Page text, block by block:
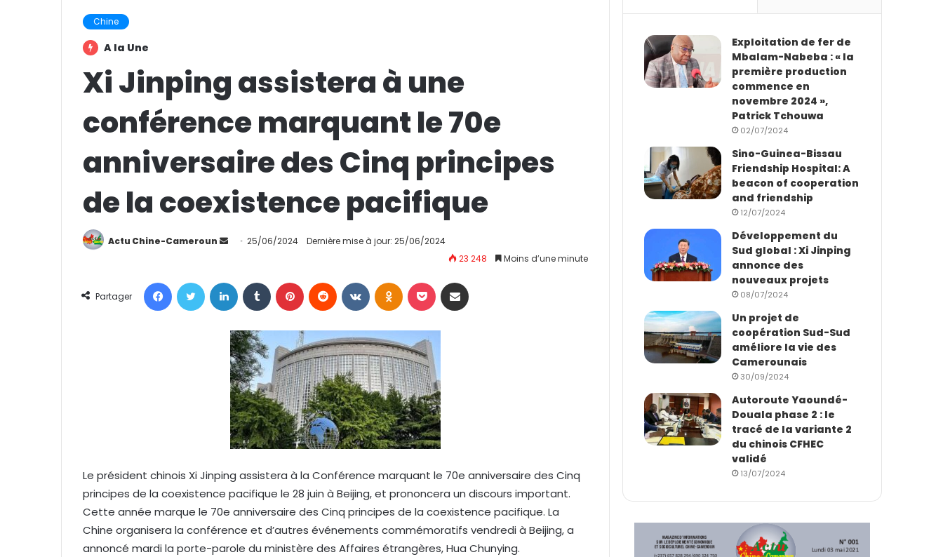
Chine
A la Une
Xi Jinping assistera à une
conférence marquant le 70e
anniversaire des Cinq principes
de la coexistence pacifique
Actu Chine-Cameroun
y
r
u
n
c
o
u
r
i
e
l
25/06/2024
Dernière mise à jour: 25/06/2024
23 248
Moins d’une minute
Partager
Le président chinois Xi Jinping assistera à la Conférence marquant le 70e anniversaire des Cinq
principes de la coexistence pacifique le 28 juin à Beijing, et prononcera un discours important.
Cette année marque le 70e anniversaire des Cinq principes de la coexistence pacifique. La
Chine organisera la conférence et d’autres événements commémoratifs vendredi à Beijing, a
annoncé mardi la porte-parole du ministère des Affaires étrangères, Hua Chunying.
Exploitation de fer de
Mbalam-Nabeba : « la
première production
commence en
novembre 2024 »,
Patrick Tchouwa
02/07/2024
Sino-Guinea-Bissau
Friendship Hospital: A
beacon of cooperation
and friendship
12/07/2024
Développement du
Sud global : Xi Jinping
annonce des
nouveaux projets
08/07/2024
Un projet de
coopération Sud-Sud
améliore la vie des
Camerounais
30/09/2024
Autoroute Yaoundé-
Douala phase 2 : le
tracé de la variante 2
du chinois CFHEC
validé
13/07/2024